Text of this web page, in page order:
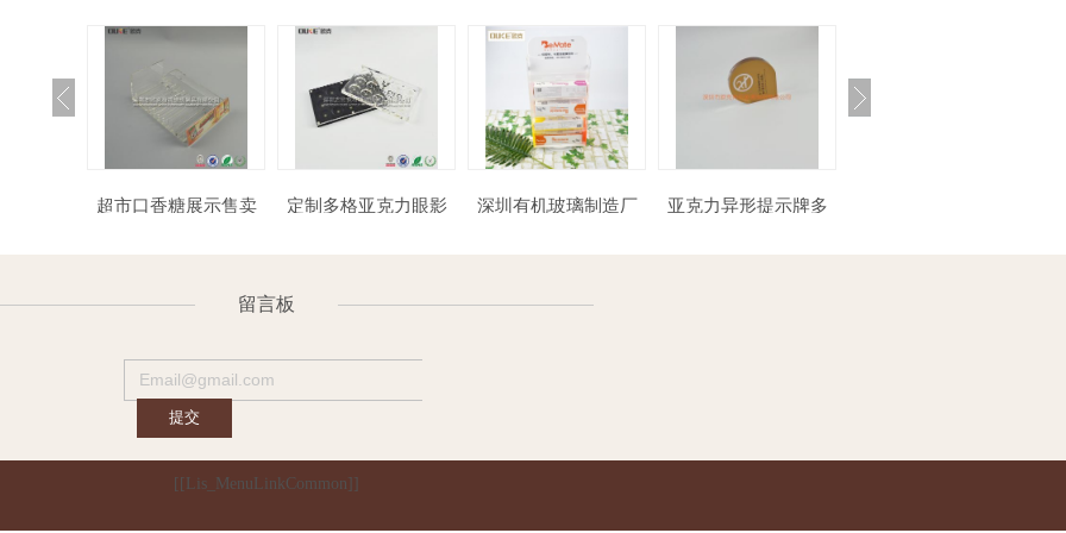
超市口香糖展示售卖
定制多格亚克力眼影
深圳有机玻璃制造厂
亚克力异形提示牌多
留言板
[[Lis_MenuLinkCommon]]